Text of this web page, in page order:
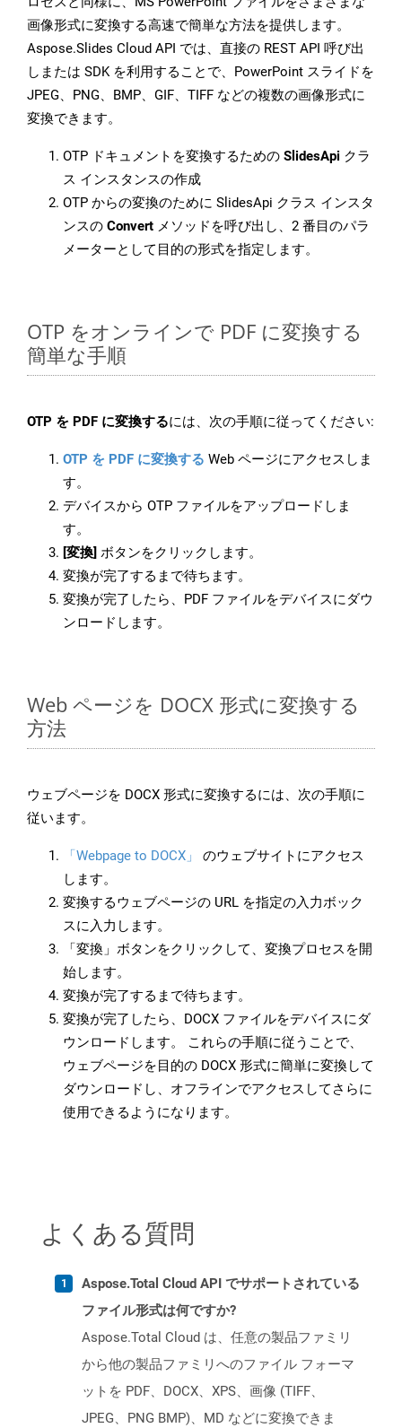
画像形式に変換する高速で簡単な方法を提供します。
Aspose.Slides Cloud API では、直接の REST API 呼び出
しまたは SDK を利用することで、PowerPoint スライドを
JPEG、PNG、BMP、GIF、TIFF などの複数の画像形式に
変換できます。
OTP ドキュメントを変換するための SlidesApi クラ
ス インスタンスの作成
OTP からの変換のために SlidesApi クラス インスタ
ンスの Convert メソッドを呼び出し、2 番目のパラ
メーターとして目的の形式を指定します。
OTP をオンラインで PDF に変換する
簡単な手順
OTP を PDF に変換するには、次の手順に従ってください:
OTP を PDF に変換する Web ページにアクセスしま
す。
デバイスから OTP ファイルをアップロードしま
す。
[変換] ボタンをクリックします。
変換が完了するまで待ちます。
変換が完了したら、PDF ファイルをデバイスにダウ
ンロードします。
Web ページを DOCX 形式に変換する
方法
ウェブページを DOCX 形式に変換するには、次の手順に
従います。
「Webpage to DOCX」
のウェブサイトにアクセス
します。
変換するウェブページの URL を指定の入力ボック
スに入力します。
「変換」ボタンをクリックして、変換プロセスを開
始します。
変換が完了するまで待ちます。
変換が完了したら、DOCX ファイルをデバイスにダ
ウンロードします。 これらの手順に従うことで、
ウェブページを目的の DOCX 形式に簡単に変換して
ダウンロードし、オフラインでアクセスしてさらに
使用できるようになります。
よくある質問
Aspose.Total Cloud API でサポートされている
ファイル形式は何ですか?
Aspose.Total Cloud は、任意の製品ファミリ
から他の製品ファミリへのファイル フォーマ
ットを PDF、DOCX、XPS、画像 (TIFF、
JPEG、PNG BMP)、MD などに変換できま